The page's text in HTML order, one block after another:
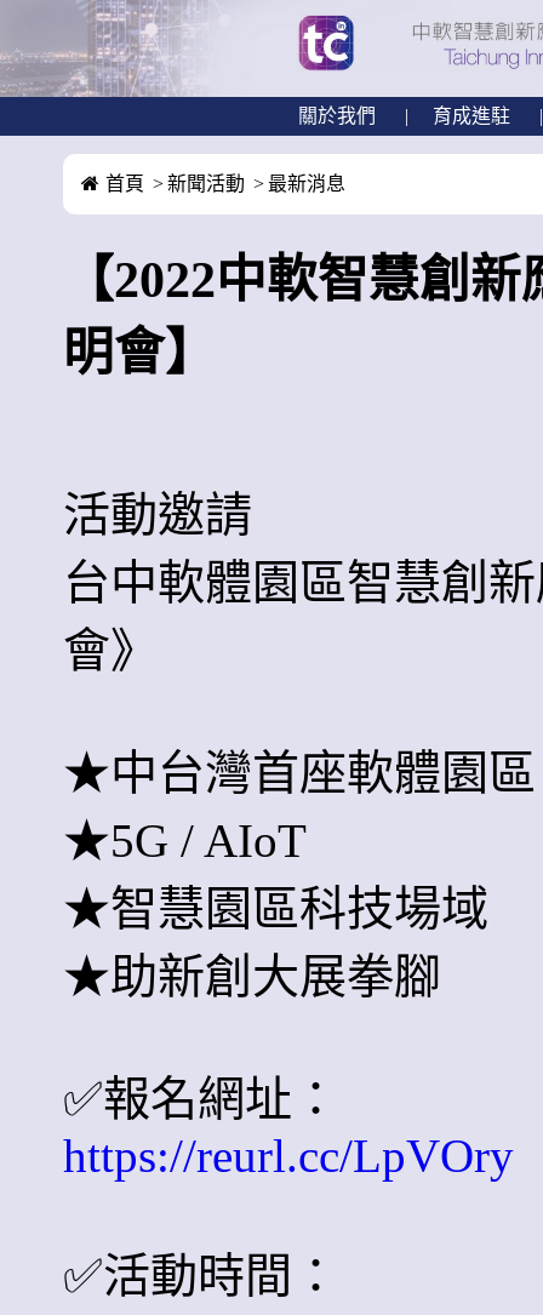
關於我們 育成進駐
首頁 新聞活動 最新消息
【2022中軟智慧創
明會】
活動邀請
台中軟體園區智慧創
會》
★中台灣首座軟體園區
★5G / AIoT
★智慧園區科技場域
★助新創大展拳腳
✅報名網址：
https://reurl.cc/LpVOry
✅活動時間：